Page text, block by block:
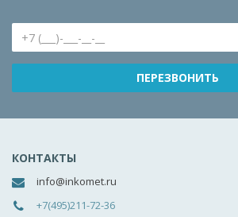
КОНТАКТЫ
info@inkomet.ru
+7(495)211-72-36